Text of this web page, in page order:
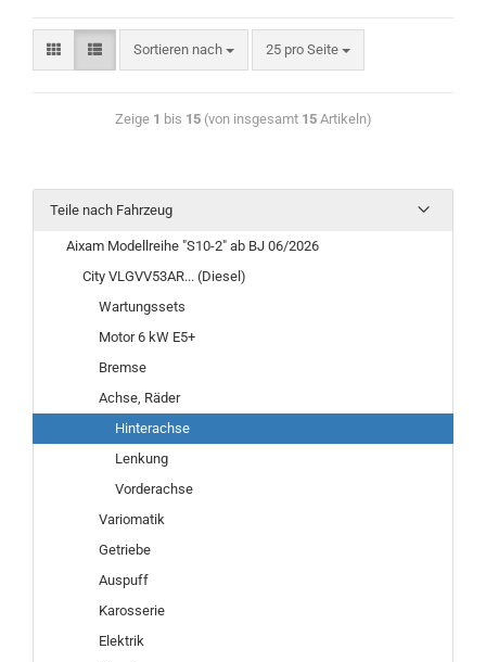
Sortieren nach 25 pro Seite
Zeige 1 bis 15(von insgesamt 15Artikeln)
Teile nach Fahrzeug
Aixam Modellreihe "S10-2" ab BJ 06/2026
City VLGVV53AR... (Diesel)
Wartungssets
Motor 6 kW E5+
Bremse
Achse, Räder
Hinterachse
Lenkung
Vorderachse
Variomatik
Getriebe
Auspuff
Karosserie
Elektrik